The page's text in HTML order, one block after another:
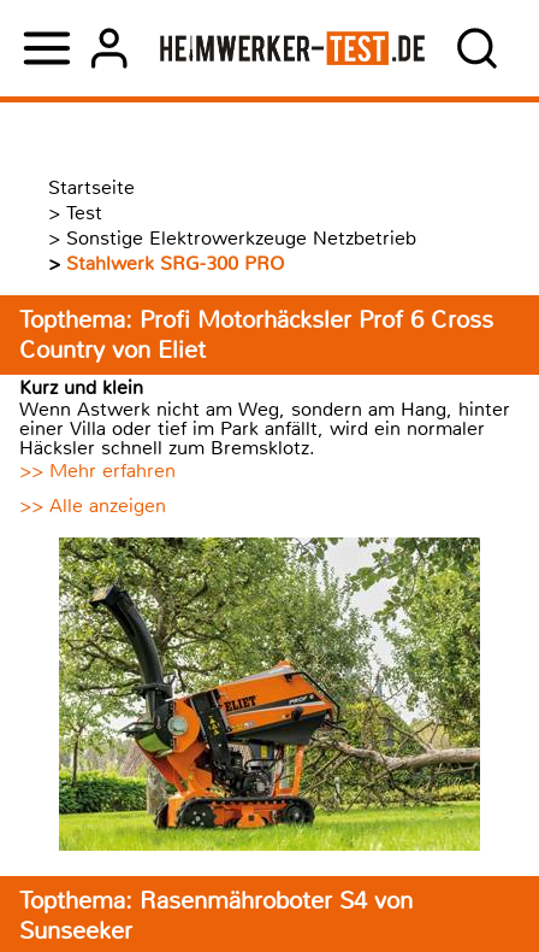
Startseite
> Test
> Sonstige Elektrowerkzeuge Netzbetrieb
> Stahlwerk SRG-300 PRO
Topthema: Profi Motorhäcksler Prof 6 Cross
Country von Eliet
Kurz und klein
Wenn Astwerk nicht am Weg, sondern am Hang, hinter
einer Villa oder tief im Park anfällt, wird ein normaler
Häcksler schnell zum Bremsklotz.
>> Mehr erfahren
>> Alle anzeigen
Topthema: Rasenmähroboter S4 von
Sunseeker